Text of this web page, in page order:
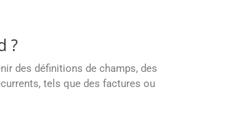
?
des définitions de champs, des
tels que des factures ou